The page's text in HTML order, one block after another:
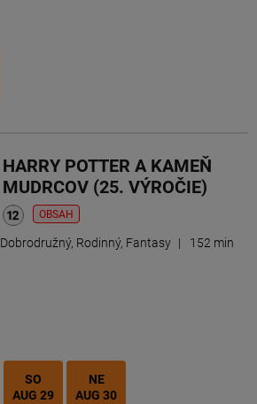
HARRY POTTER A KAMEŇ
MUDRCOV (25. VÝROČIE)
OBSAH
Dobrodružný, Rodinný, Fantasy | 152 min
SO
AUG 29
NE
AUG 30